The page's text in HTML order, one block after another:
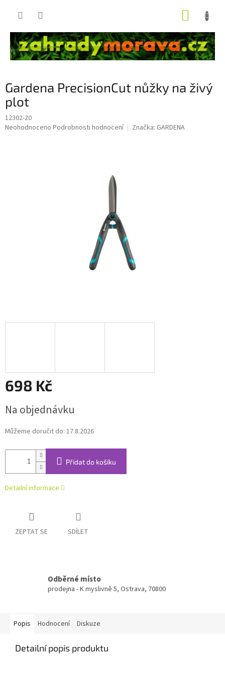
Gardena PrecisionCut nůžky na živý
plot
12302-20
Průměrné
Neohodnoceno Podrobnosti hodnocení Značka: GARDENA
698 Kč
cena:
Na objednávku
Můžeme doručit do: 17.8.2026
Přidat do košíku
Detailní informace
ZEPTAT SE SDÍLET
Odběrné místo
prodejna - K myslivně 5, Ostrava, 70800
Popis Hodnocení Diskuze
Detailní popis produktu